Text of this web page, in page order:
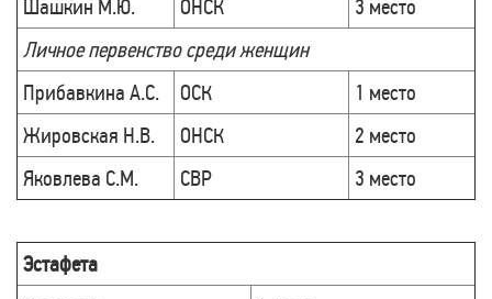
Шашкин М.Ю.
ОНСК
3 место
Личное первенство среди женщин
Прибавкина А.С.
ОСК
1 место
Жировская Н.В.
ОНСК
2 место
Яковлева С.М.
СВР 3 место
Эстафета